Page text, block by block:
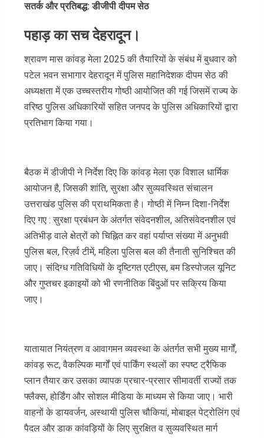
सतर्क और प्रतिबद्ध: डीजीपी दीपम सेठ
पहाड़ का सच देहरादून।
श्रावण मास कांवड़ मेला 2025 की तैयारियों के संबंध में बुधवार को
पटेल भवन सभागार देहरादून में पुलिस महानिदेशक दीपम सेठ की
अध्यक्षता में एक उच्चस्तरीय गोष्ठी आयोजित की गई जिसमें राज्य के
वरिष्ठ पुलिस अधिकारियों सहित जनपद के पुलिस अधिकारियों द्वारा
प्रतिभाग किया गया।
बैठक में डीजीपी ने निर्देश दिए कि कांवड़ मेला एक विशाल धार्मिक
आयोजन है, जिसकी शांति, सुरक्षा और सुव्यवस्थित संचालन
उत्तराखंड पुलिस की प्राथमिकता है। गोष्ठी में निम्न दिशा-निर्देश
दिए गए : सुरक्षा प्रबंधन के अंतर्गत संवेदनशील, अतिसंवेदनशील एवं
अतिभीड़ वाले क्षेत्रों को चिह्नित कर वहां पर्याप्त संख्या में अनुभवी
पुलिस बल, रिज़र्व टीमें, महिला पुलिस बल की तैनाती सुनिश्चित की
जाए। संदिग्ध गतिविधियों के दृष्टिगत एटीएस, बम डिस्पोजल यूनिट
और गुप्तचर इकाइयों को भी रणनीतिक बिंदुओं पर सक्रिय किया
जाए।
यातायात नियंत्रण व आवागमन व्यवस्था के अंतर्गत सभी मुख्य मार्गों,
कांवड़ रूट, वैकल्पिक मार्गों एवं पार्किंग स्थलों का स्पष्ट ट्रैफिक
प्लान तैयार कर उसका व्यापक प्रचार-प्रसार सीमावर्ती राज्यों तक
फ्लैक्स, होर्डिंग और सोशल मीडिया के माध्यम से किया जाए। भारी
वाहनों के डायवर्जन, अस्थायी पुलिस चौकियां, मोबाइल पेट्रोलिंग एवं
पैदल और डाक कांवड़ियों के लिए सुरक्षित व सुव्यवस्थित मार्ग